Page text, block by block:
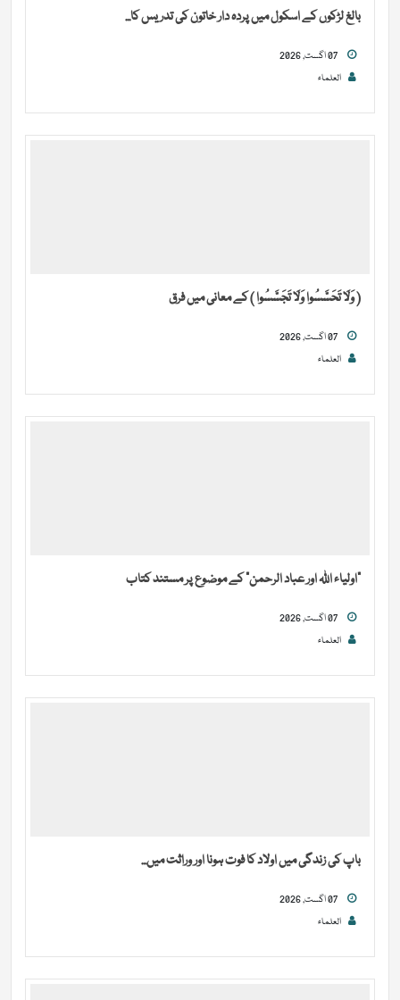
بالغ لڑکوں کے اسکول میں پردہ دار خاتون کی تدریس کا...
العلماء
( وَلَا تَحَسَّسُوا وَلَا تَجَسَّسُوا ) کے معانی میں فرق
العلماء
“اولیاء اللہ اور عباد الرحمن” کے موضوع پر مستند کتاب
العلماء
باپ کی زندگی میں اولاد کا فوت ہونا اور وراثت میں...
العلماء